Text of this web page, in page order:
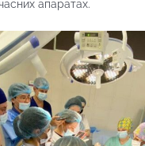
апаратах.